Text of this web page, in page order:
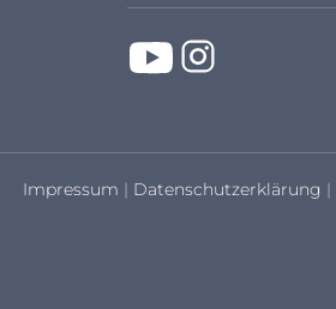
Impressum | Datenschutzerklärung |